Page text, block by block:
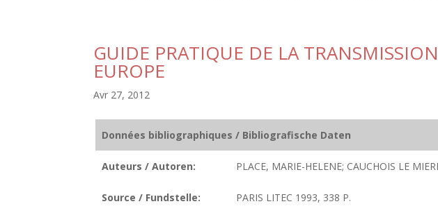
GUIDE PRATIQUE DE LA
EUROPE
Avr 27, 2012
Données bibliographiques / Bibliografische Daten
Auteurs / Autoren: PLACE, MARIE-HELENE; CAUCHOIS LE
Source / Fundstelle: PARIS LITEC 1993, 338 P.